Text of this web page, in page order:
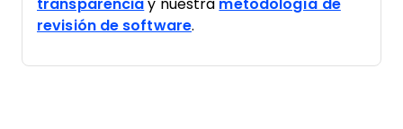
transparencia y nuestra metodología de
revisión de software.